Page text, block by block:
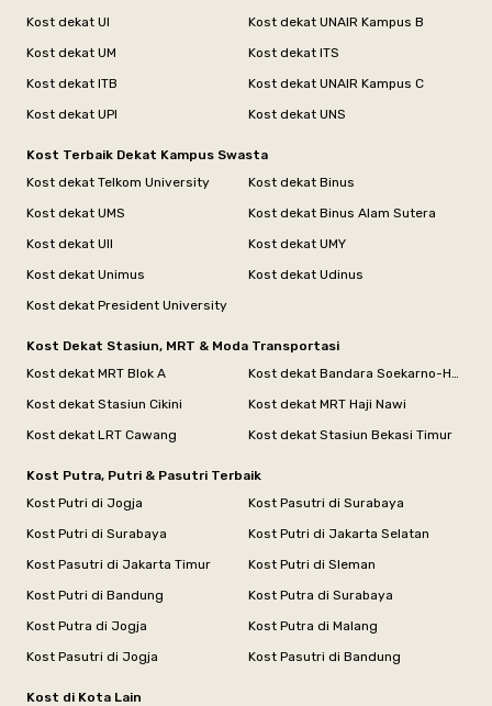
Kost dekat UI
Kost dekat UNAIR Kampus B
Kost dekat UM
Kost dekat ITS
Kost dekat ITB
Kost dekat UNAIR Kampus C
Kost dekat UPI
Kost dekat UNS
Kost Terbaik Dekat Kampus Swasta
Kost dekat Telkom University
Kost dekat Binus
Kost dekat UMS
Kost dekat Binus Alam Sutera
Kost dekat UII
Kost dekat UMY
Kost dekat Unimus
Kost dekat Udinus
Kost dekat President University
Kost Dekat Stasiun, MRT & Moda Transportasi
Kost dekat MRT Blok A
Kost dekat Bandara Soekarno-Hatta
Kost dekat Stasiun Cikini
Kost dekat MRT Haji Nawi
Kost dekat LRT Cawang
Kost dekat Stasiun Bekasi Timur
Kost Putra, Putri & Pasutri Terbaik
Kost Putri di Jogja
Kost Pasutri di Surabaya
Kost Putri di Surabaya
Kost Putri di Jakarta Selatan
Kost Pasutri di Jakarta Timur
Kost Putri di Sleman
Kost Putri di Bandung
Kost Putra di Surabaya
Kost Putra di Jogja
Kost Putra di Malang
Kost Pasutri di Jogja
Kost Pasutri di Bandung
Kost di Kota Lain